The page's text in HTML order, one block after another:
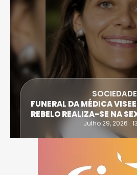
SOCIEDADE
FUNERAL DA MÉDICA
REBELO REALIZA-SE NA
Julho 29, 2026 .